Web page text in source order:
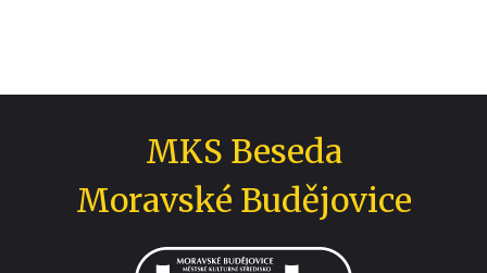
MKS Beseda
Moravské Budějovice